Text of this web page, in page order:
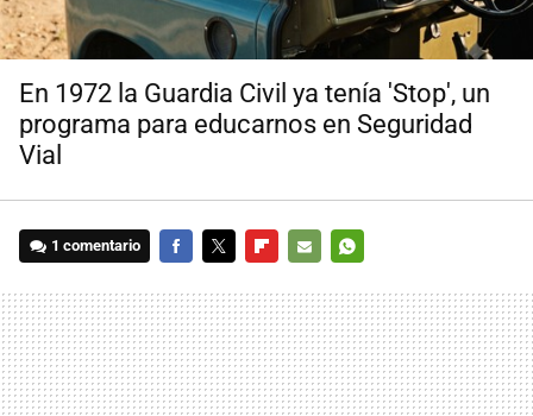
En 1972 la Guardia Civil ya tenía 'Stop', un
programa para educarnos en Seguridad
Vial
1 comentario
MAIL